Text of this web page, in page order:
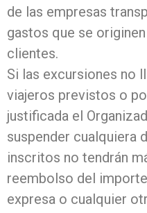
de las empresas
gastos que se
clientes.
Si las excursiones no
viajeros previstos o
justificada el
suspender cualquiera
inscritos no tendrán
reembolso del
expresa o cualquier